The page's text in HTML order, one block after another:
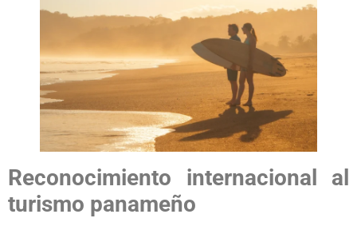
Reconocimiento internacional al
turismo panameño